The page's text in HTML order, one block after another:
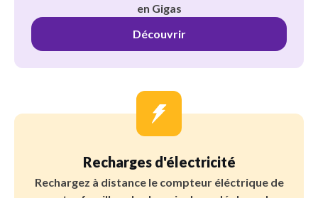
en Gigas
Découvrir
Recharges d'électricité
Rechargez à distance le compteur éléctrique de